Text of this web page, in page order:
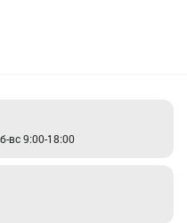
вс 9:00-18:00